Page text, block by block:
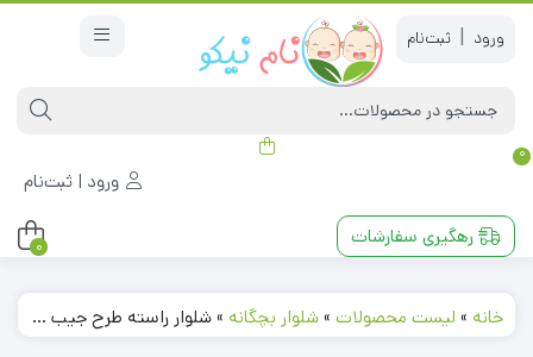
|
0
ورود | ثبت‌نام
رهگیری سفارشات 0
خانه » لیست محصولات »شلوار بچگانه »شلوار راسته طرح جیب دار کمر دکمه ای ذغالی رنگ کد 111702